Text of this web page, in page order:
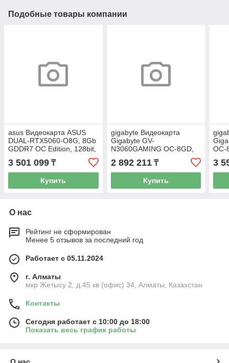
Подобные товары компании
asus Видеокарта ASUS
DUAL-RTX5060-O8G, 8Gb
GDDR7 OC Edition, 128bit,
3 501 099 ₸
Купить
gigabyte Видеокарта
Gigabyte GV-
N3060GAMING OC-8GD,
memory interface, HDMI,
DP, BOX
2 892 211₸
Купить
OC-
3
О нас
Рейтинг не сформирован
Менее 5 отзывов за последний год
Работает с 05.11.2024
г. Алматы
мкр Жетысу 2, д.45 кв (офис) 34, Алматы, Казахстан
Контакты
Сегодня работает с 10:00 до 18:00
Показать весь график работы
О нас